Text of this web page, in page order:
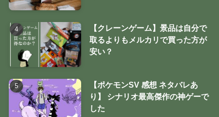
【クレーンゲーム】景品は自分で
取るよりもメルカリで買った方が
安い？
【ポケモンSV 感想 ネタバレあ
り】 シナリオ最高傑作の神ゲーで
した